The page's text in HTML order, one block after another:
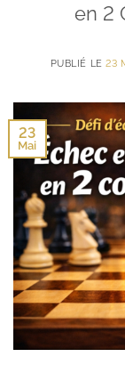
en 2
PUBLIÉ LE23
23
Mai